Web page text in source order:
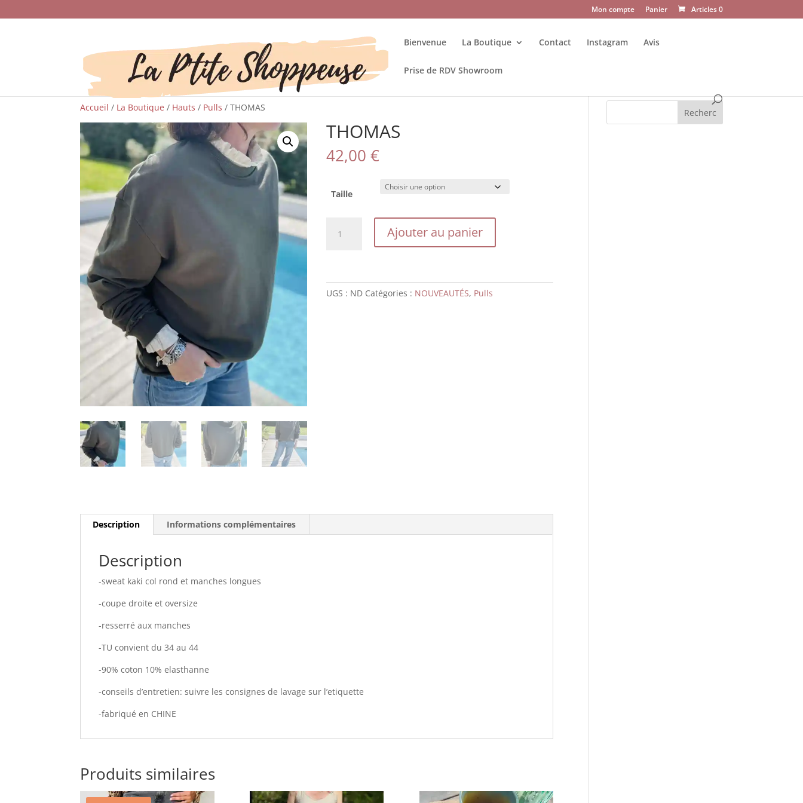
Mon compte Panier Articles 0
Bienvenue La Boutique Contact Instagram Avis
Prise de RDV Showroom
Accueil / La Boutique / Hauts / Pulls / THOMAS
THOMAS
42,00€
Taille
Ajouter au panier
UGS : ND Catégories : NOUVEAUTÉS, Pulls
Description Informations complémentaires
Description
-sweat kaki col rond et manches longues
-coupe droite et oversize
-resserré aux manches
-TU convient du 34 au 44
-90% coton 10% elasthanne
-conseils d’entretien: suivre les consignes de lavage sur l’etiquette
-fabriqué en CHINE
Produits similaires
Recherc